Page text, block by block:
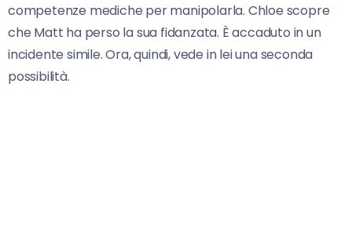
competenze mediche per manipolarla. Chloe scopre
che Matt ha perso la sua fidanzata. È accaduto in un
incidente simile. Ora, quindi, vede in lei una seconda
possibilità.